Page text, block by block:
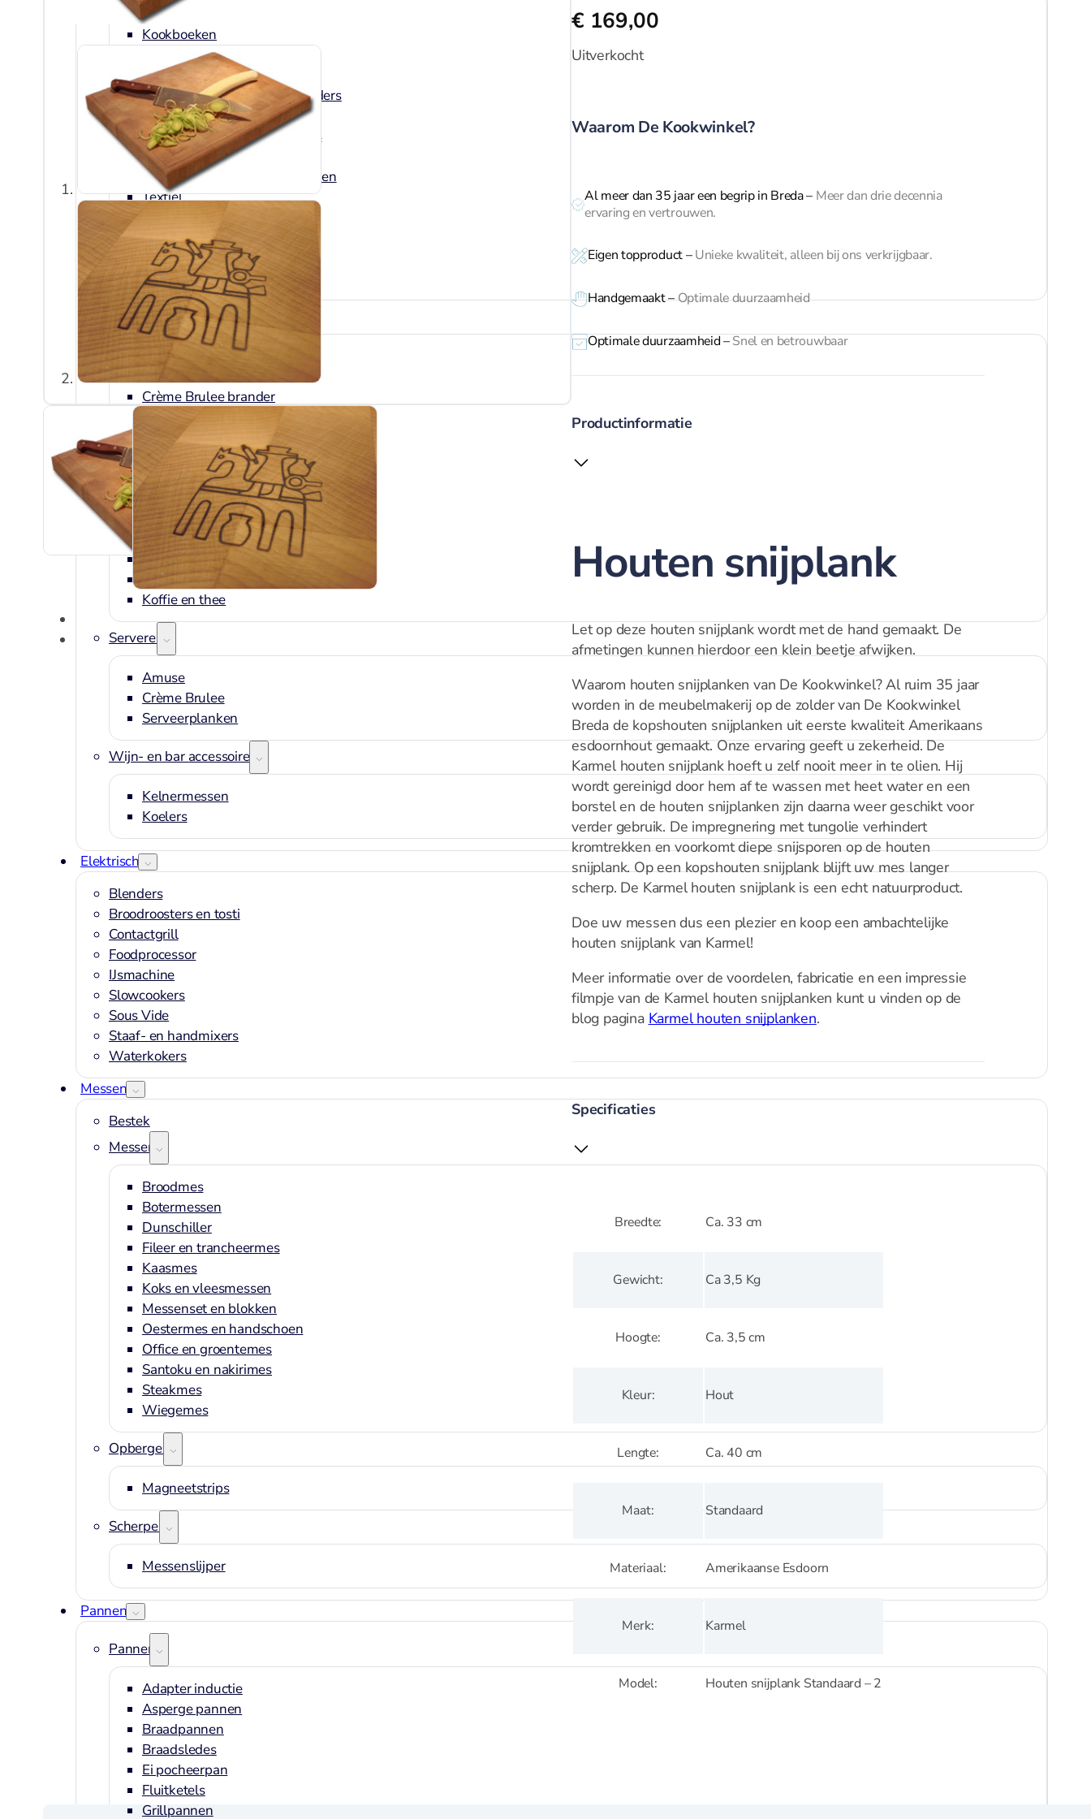
Citruspersen
Kookboeken
Maatbekers en lepels
Notenkrakers en ontpitters
Oliekannetjes en kruidenhouders
Pasta en Pizza
Peper, zout en kruidenmolens
Raspen en schaven
Lepels, garde, spatels en tangen
Textiel
Thermometers en timers
Vis en Schelpdieren
Voorraad en bewaardozen
Zeven en vergiet
Keukenhulpen
Blikopener
Borstels
Crème Brulee brander
Ei benodigdheden
Kaasschaven en raspen
Knoflookhulpen
Mandoline en hakkers
Onderzetters
Pureepersen en stampers
Snijplanken
Vleesmolens
Koffie en thee
Serveren
Amuse
Crème Brulee
Serveerplanken
Wijn- en bar accessoires
Kelnermessen
Koelers
Elektrisch
Blenders
Broodroosters en tosti
Contactgrill
Foodprocessor
IJsmachine
Slowcookers
Sous Vide
Staaf- en handmixers
Waterkokers
Messen
Bestek
Messen
Broodmes
Botermessen
Dunschiller
Fileer en trancheermes
Kaasmes
Koks en vleesmessen
Messenset en blokken
Oestermes en handschoen
Office en groentemes
Santoku en nakirimes
Steakmes
Wiegemes
Opbergen
Magneetstrips
Scherpen
Messenslijper
Pannen
Pannen
Adapter inductie
Asperge pannen
Braadpannen
Braadsledes
Ei pocheerpan
Fluitketels
Grillpannen
€ 169,00
Uitverkocht
Waarom De Kookwinkel?
Al meer dan 35 jaar een begrip in Breda– Meer dan drie decennia
ervaring en vertrouwen.
Eigen topproduct–Unieke kwaliteit, alleen bij ons verkrijgbaar.
Handgemaakt –Optimale duurzaamheid
Optimale duurzaamheid –Snel en betrouwbaar
Productinformatie
Houten snijplank
Let op deze houten snijplank wordt met de hand gemaakt. De
afmetingen kunnen hierdoor een klein beetje afwijken.
Waarom houten snijplanken van De Kookwinkel? Al ruim 35 jaar
worden in de meubelmakerij op de zolder van De Kookwinkel
Breda de kopshouten snijplanken uit eerste kwaliteit Amerikaans
esdoornhout gemaakt. Onze ervaring geeft u zekerheid. De
Karmel houten snijplank hoeft u zelf nooit meer in te olien. Hij
wordt gereinigd door hem af te wassen met heet water en een
borstel en de houten snijplanken zijn daarna weer geschikt voor
verder gebruik. De impregnering met tungolie verhindert
kromtrekken en voorkomt diepe snijsporen op de houten
snijplank. Op een kopshouten snijplank blijft uw mes langer
scherp. De Karmel houten snijplank is een echt natuurproduct.
Doe uw messen dus een plezier en koop een ambachtelijke
houten snijplank van Karmel!
Meer informatie over de voordelen, fabricatie en een impressie
filmpje van de Karmel houten snijplanken kunt u vinden op de
blog pagina Karmel houten snijplanken.
Specificaties
Breedte Ca. 33 cm
Gewicht Ca 3,5 Kg
Hoogte Ca. 3,5 cm
Kleur Hout
Lengte Ca. 40 cm
Maat Standaard
Materiaal Amerikaanse Esdoorn
Merk Karmel
Model Houten snijplank Standaard – 2